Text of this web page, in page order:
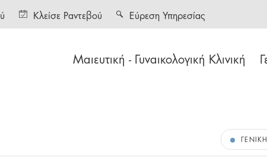
Μαιευτική - Γυναικολογική Κλινική
Κλείσε Ραντεβού Εύρεση Υπηρεσίας